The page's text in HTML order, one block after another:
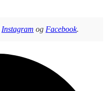
Instagram og Facebook.